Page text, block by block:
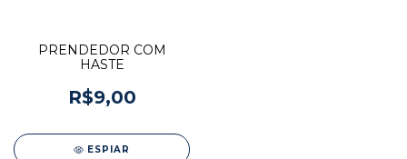
PRENDEDOR COM
HASTE
R$9,00
ESPIAR